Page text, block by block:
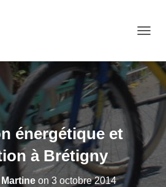
énergétique et
à Brétigny
Martineon 3 octobre 2014